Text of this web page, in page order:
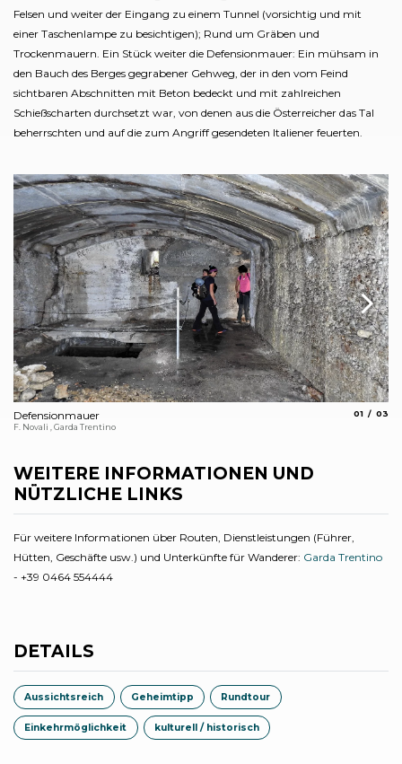
Felsen und weiter der Eingang zu einem Tunnel (vorsichtig und mit
einer Taschenlampe zu besichtigen); Rund um Gräben und
Trockenmauern. Ein Stück weiter die Defensionmauer: Ein mühsam in
den Bauch des Berges gegrabener Gehweg, der in den vom Feind
sichtbaren Abschnitten mit Beton bedeckt und mit zahlreichen
Schießscharten durchsetzt war, von denen aus die Österreicher das Tal
beherrschten und auf die zum Angriff gesendeten Italiener feuerten.
Defensionmauer
F. Novali , Garda Trentino
01 03
WEITERE INFORMATIONEN UND
NÜTZLICHE LINKS
Für weitere Informationen über Routen, Dienstleistungen (Führer,
Hütten, Geschäfte usw.) und Unterkünfte für Wanderer: Garda Trentino
- +39 0464 554444
DETAILS
Aussichtsreich Geheimtipp Rundtour
Einkehrmöglichkeit kulturell / historisch